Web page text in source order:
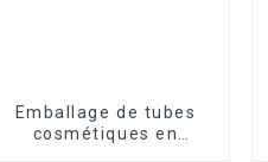
Emballage de tubes
cosmétiques en